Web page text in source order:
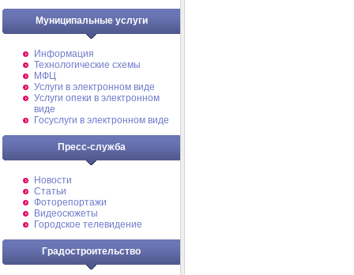
Муниципальные услуги
Информация
Технологические схемы
МФЦ
Услуги в электронном виде
Услуги опеки в электронном
виде
Госуслуги в электронном виде
Пресс-служба
Новости
Статьи
Фоторепортажи
Видеосюжеты
Городское телевидение
Градостроительство